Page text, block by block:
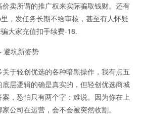
卖所谓的推广权来实际骗取钱财。还有
，发任务长期不给审核，甚至有人怀疑
大家充值扣手续费-18.
坑新姿势
于轻创优选的各种暗黑操作，我有点五
层逻辑的确是真实的，但轻创优选商城
，恐怕只有两个字：难说。因为你在上
公司在运营，会不会被突然收割。